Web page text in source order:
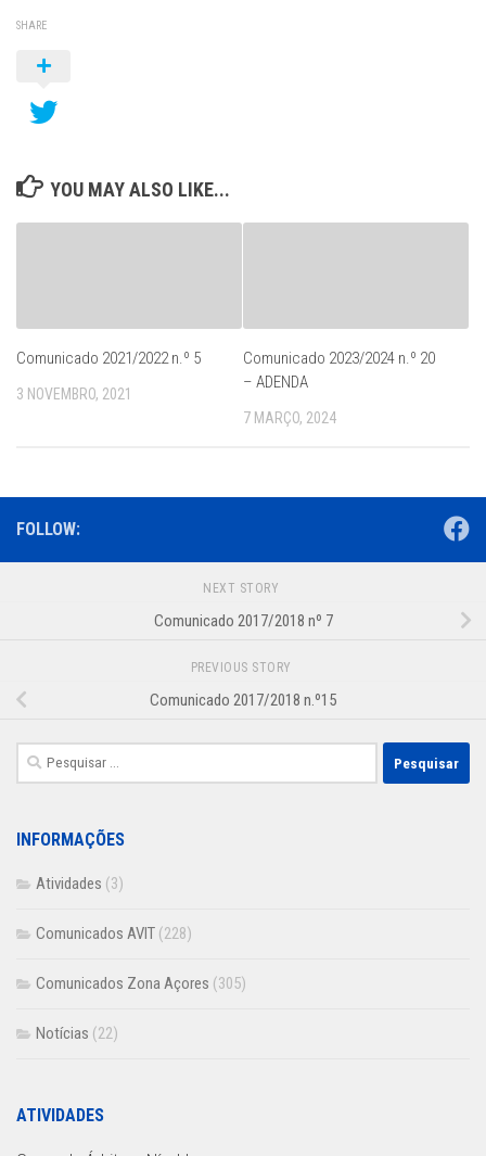
SHARE
YOU MAY ALSO LIKE...
Comunicado 2021/2022 n.º 5
3 NOVEMBRO, 2021
Comunicado 2023/2024 n.º 20
– ADENDA
7 MARÇO, 2024
FOLLOW:
NEXT STORY
Comunicado 2017/2018 nº 7
PREVIOUS STORY
Comunicado 2017/2018 n.º15
Pesquisar
por:
INFORMAÇÕES
Atividades (3)
Comunicados AVIT (228)
Comunicados Zona Açores (305)
Notícias (22)
ATIVIDADES